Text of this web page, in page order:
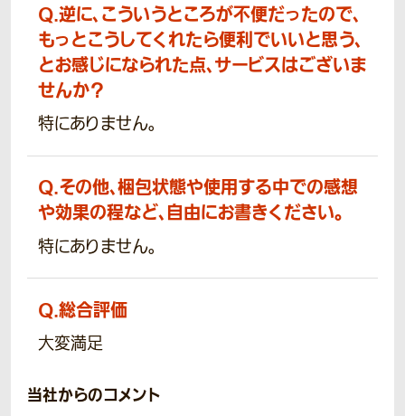
Q.逆に、こういうところが不便だったので、
もっとこうしてくれたら便利でいいと思う、
とお感じになられた点、サービスはございま
せんか？
特にありません。
Q.その他、梱包状態や使用する中での感想
や効果の程など、自由にお書きください。
特にありません。
Q.総合評価
大変満足
当社からのコメント